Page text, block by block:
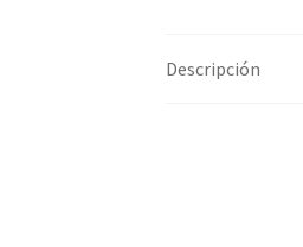
Descripción